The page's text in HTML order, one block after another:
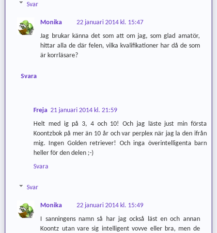
Svar
Monika
22 januari 2014 kl. 15:47
Jag brukar känna det som att om jag, som glad amatör,
hittar alla de där felen, vilka kvalifikationer har då de som
är korrläsare?
Svara
Freja 21 januari 2014 kl. 21:59
Helt med ig på 3, 4 och 10! Och jag läste just min första
Koontzbok på mer än 10 år och var perplex när jag la den ifrån
mig. Ingen Golden retriever! Och inga överintelligenta barn
heller för den delen ;-)
Svara
Svar
Monika
22 januari 2014 kl. 15:49
I sanningens namn så har jag också läst en och annan
Koontz utan vare sig intelligent vovve eller bra, men de